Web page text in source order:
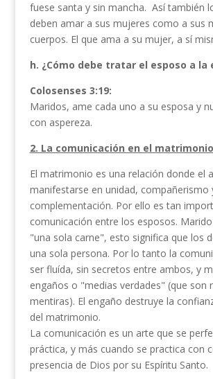
fuese santa y sin mancha. Así también
deben amar a sus mujeres como a sus
cuerpos. El que ama a su mujer, a sí
h. ¿Cómo debe tratar el esposo a la
Colosenses 3:19:
Maridos, ame cada uno a su esposa y
con aspereza.
2. La comunicación en el matrimonio
El matrimonio es una relación donde el
manifestarse en unidad, compañerismo
complementación. Por ello es tan
comunicación entre los esposos.
"una sola carne", esto significa que los
una sola persona. Por lo tanto la
ser fluída, sin secretos entre ambos, y
engaños o "medias verdades" (que son
mentiras). El engaño destruye la
del matrimonio.
La comunicación es un arte que se
práctica, y más cuando se practica con
presencia de Dios por su Espíritu Santo.